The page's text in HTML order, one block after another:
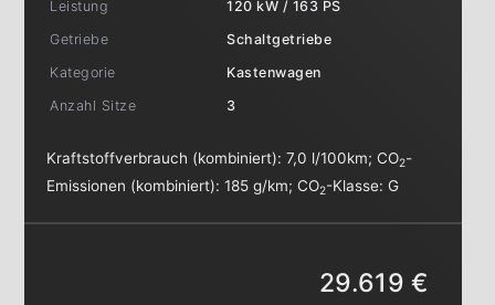
Leistung
120 kW / 163 PS
Getriebe
Schaltgetriebe
Kategorie
Kastenwagen
Anzahl Sitze
3
Kraftstoffverbrauch (kombiniert):7,0 l/100km;CO2-
Emissionen (kombiniert):185 g/km;CO2-Klasse:G
29.619 €